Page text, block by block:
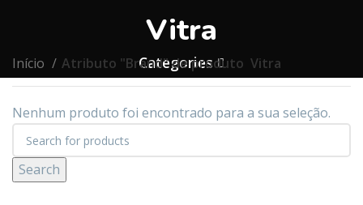
Vitra
Categories
Início Atributo "Brand" de produto Vitra
Nenhum produto foi encontrado para a sua seleção.
Search